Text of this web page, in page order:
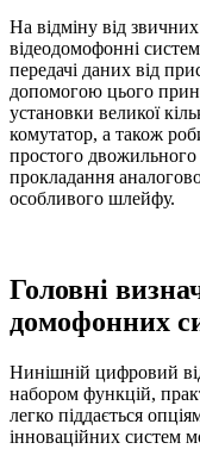
На відміну від
відеодомофонні
передачі даних від
допомогою цього
установки великої
комутатор, а також
простого
прокладання
особливого шлейфу.
Головні
домофонних
Нинішній цифровий
набором функцій,
легко піддається
інноваційних систем